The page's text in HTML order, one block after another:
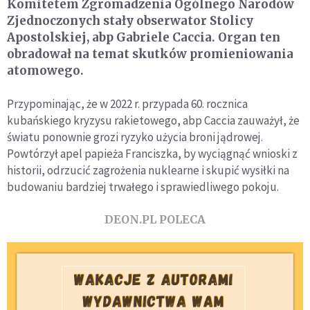
Komitetem Zgromadzenia Ogólnego Narodów
Zjednoczonych stały obserwator Stolicy
Apostolskiej, abp Gabriele Caccia. Organ ten
obradował na temat skutków promieniowania
atomowego.
Przypominając, że w 2022 r. przypada 60. rocznica
kubańskiego kryzysu rakietowego, abp Caccia zauważył, że
światu ponownie grozi ryzyko użycia broni jądrowej.
Powtórzył apel papieża Franciszka, by wyciągnąć wnioski z
historii, odrzucić zagrożenia nuklearne i skupić wysiłki na
budowaniu bardziej trwałego i sprawiedliwego pokoju.
DEON.PL POLECA